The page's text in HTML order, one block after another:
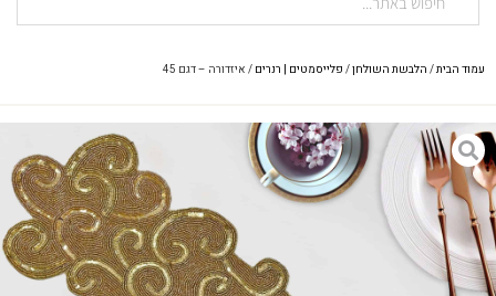
עמוד הבית/ הלבשת השולחן/ פלייסמטים | רנרים / איזדורה – דגם 45